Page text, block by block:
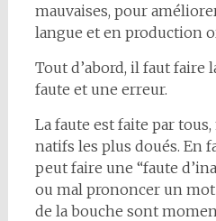
mauvaises, pour
langue et en production
Tout d’abord, il faut faire
faute et une erreur.
La faute est faite par
natifs les plus doués. En
peut faire une “faute
ou mal prononcer un mot
de la bouche sont